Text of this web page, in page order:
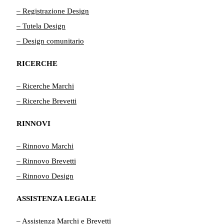
– Registrazione Design
– Tutela Design
– Design comunitario
RICERCHE
– Ricerche Marchi
– Ricerche Brevetti
RINNOVI
– Rinnovo Marchi
– Rinnovo Brevetti
– Rinnovo Design
ASSISTENZA LEGALE
– Assistenza Marchi e Brevetti